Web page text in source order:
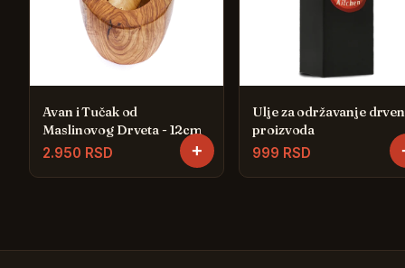
Avan i Tučak od
Maslinovog Drveta - 12cm
2.950 RSD +
Ulje za održavanje
proizvoda
999 RSD